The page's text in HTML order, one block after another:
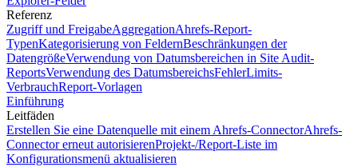
Referenz
Zugriff und FreigabeAggregationAhrefs-Report-
TypenKategorisierung von FeldernBeschränkungen der
DatengrößeVerwendung von Datumsbereichen in Site Audit-
ReportsVerwendung des DatumsbereichsFehlerLimits-
VerbrauchReport-Vorlagen
Einführung
Leitfäden
Erstellen Sie eine Datenquelle mit einem Ahrefs-ConnectorAhrefs-
Connector erneut autorisierenProjekt-/Report-Liste im
Konfigurationsmenü aktualisieren